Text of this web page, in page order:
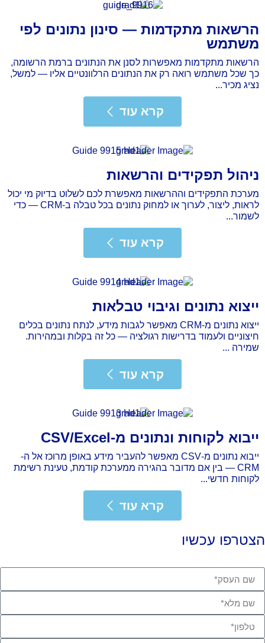
הרשאות מתקדמות — סינון נתונים לפי
משתמש
הרשאות מתקדמות מאפשרות לסנן את הנתונים ברמת הרשומה,
כך שכל משתמש רואה רק את הנתונים הרלוונטיים אליו — למשל,
נציג מכיר...
קרא עוד
ניהול תפקידים והרשאות
מערכת התפקידים וההרשאות מאפשרת לכם לשלוט בדיוק מי יכול
לראות, ליצור, לערוך או למחוק נתונים בכל טבלה ב-CRM — כדי
לשמור...
קרא עוד
ייצוא נתונים וגיבוי טבלאות
ייצוא נתונים מ-CRM מאפשר לגבות מידע, לנתח נתונים בכלים
חיצוניים ולעמוד בדרישות רגולציה — כל זה בקלות ובמהירות.
שמירה ...
קרא עוד
ייבוא לקוחות ונתונים מ-CSV/Excel
ייבוא נתונים מ-CSV מאפשר להעביר מידע באופן מרוכז אל ה-
CRM — בין אם מדובר בהגירה ממערכת קודמת, טעינת רשימת
לקוחות חדשי...
קרא עוד
עכשיו